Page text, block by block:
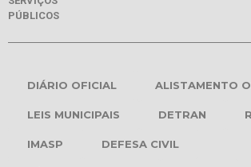
PÚBLICOS
DIÁRIO OFICIAL ALISTAMENTO
LEIS MUNICIPAIS DETRAN
IMASP DEFESA CIVIL